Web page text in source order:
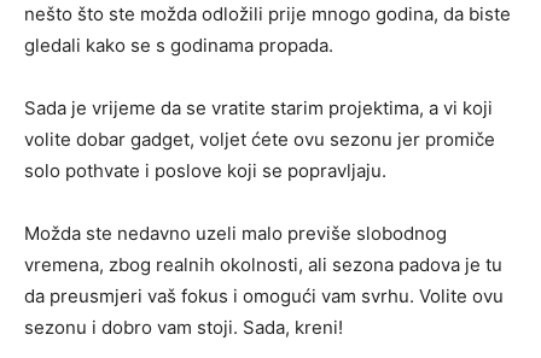
nešto što ste možda odložili prije mnogo godina, da biste
gledali kako se s godinama propada.
Sada je vrijeme da se vratite starim projektima, a vi koji
volite dobar gadget, voljet ćete ovu sezonu jer promiče
solo pothvate i poslove koji se popravljaju.
Možda ste nedavno uzeli malo previše slobodnog
vremena, zbog realnih okolnosti, ali sezona padova je tu
da preusmjeri vaš fokus i omogući vam svrhu. Volite ovu
sezonu i dobro vam stoji. Sada, kreni!